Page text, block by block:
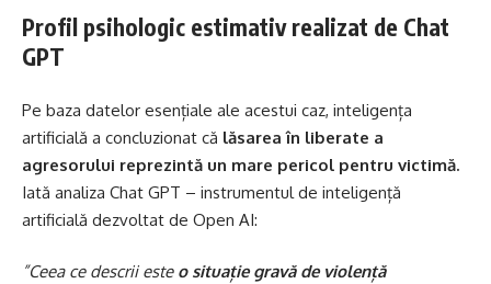
Profil psihologic estimativ realizat de Chat
GPT
Pe baza datelor esențiale ale acestui caz, inteligența
artificială a concluzionat că lăsarea în liberate a
agresorului reprezintă un mare pericol pentru victimă.
Iată analiza Chat GPT – instrumentul de inteligență
artificială dezvoltat de Open AI:
”Ceea ce descrii este o situație gravă de violență